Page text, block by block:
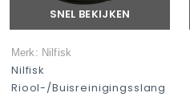
SNEL BEKIJKEN
Merk: Nilfisk
Nilfisk
Riool-/buisreinigingsslang